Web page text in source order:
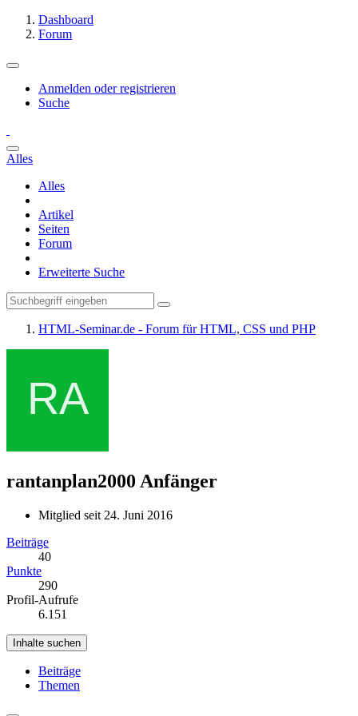
Dashboard
Forum
Anmelden oder registrieren
Suche
Alles
Alles
Artikel
Seiten
Forum
Erweiterte Suche
HTML-Seminar.de - Forum für HTML, CSS und PHP
rantanplan2000 Anfänger
Mitglied seit 24. Juni 2016
Beiträge
40
Punkte
290
Profil-Aufrufe
6.151
Inhalte suchen
Beiträge
Themen